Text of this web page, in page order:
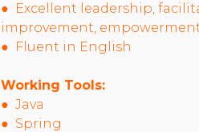
● Excellent leadership,
improvement,
● Fluent in English
Working Tools:
● Java
● Spring